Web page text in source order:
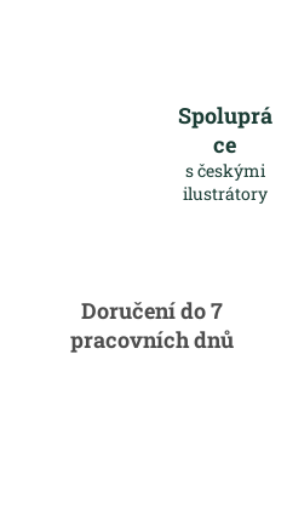
Spoluprá
ce
s českými
ilustrátory
Doručení do 7
pracovních dnů